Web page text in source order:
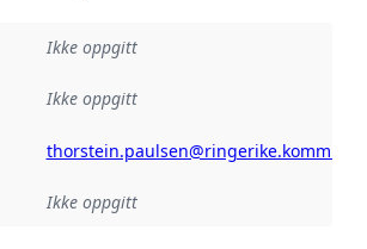
Ikke oppgitt
Ikke oppgitt
Ikke oppgitt